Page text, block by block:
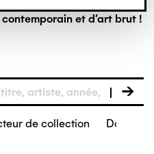
et d’art brut !
de collection Date de